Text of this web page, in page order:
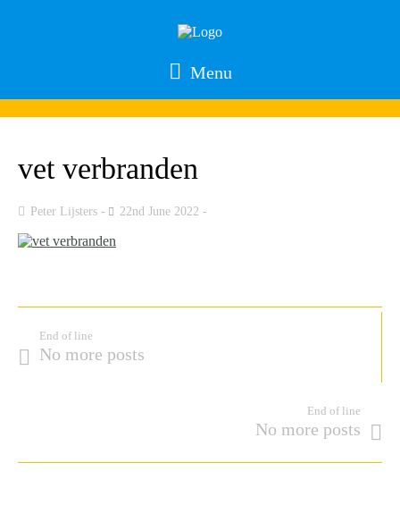
Menu
vet verbranden
Peter Lijsters 22nd June 2022
End of line
No more posts
End of line
No more posts